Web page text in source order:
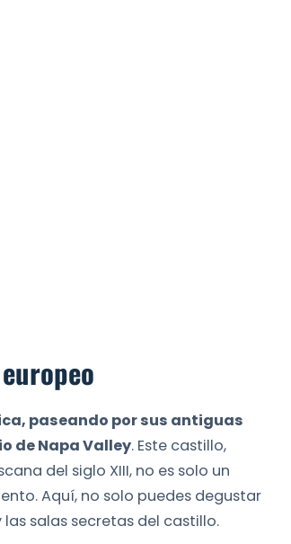
paseando por sus antiguas
de Napa Valley. Este castillo,
del siglo XIII, no es solo un
Aquí, no solo puedes degustar
salas secretas del castillo.